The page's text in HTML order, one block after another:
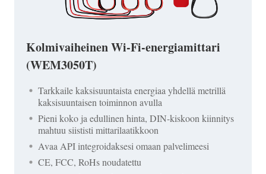
Kolmivaiheinen Wi-Fi-energiamittari
(WEM3050T)
Tarkkaile kaksisuuntaista energiaa yhdellä metrillä
kaksisuuntaisen toiminnon avulla
Pieni koko ja edullinen hinta, DIN-kiskoon kiinnitys
mahtuu siististi mittarilaatikkoon
Avaa API integroidaksesi omaan palvelimeesi
CE, FCC, RoHs noudatettu